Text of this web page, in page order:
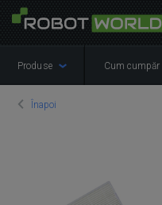
Produse Cum cumpăr
Înapoi